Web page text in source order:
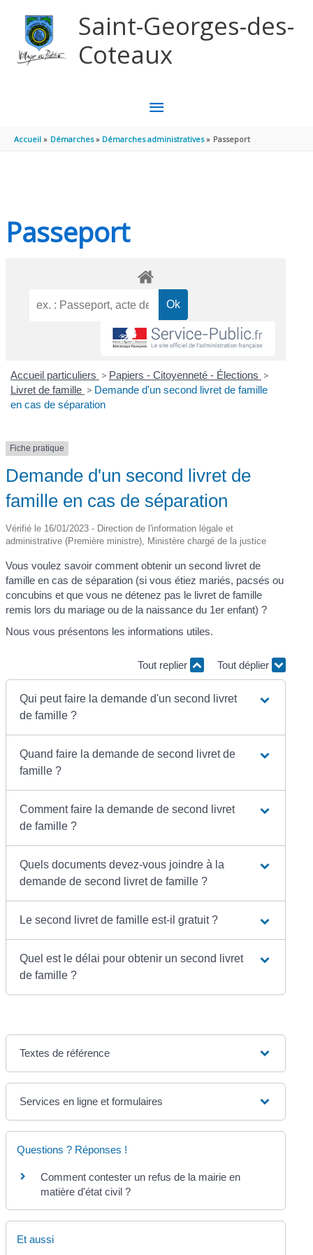
Saint-Georges-des-
Coteaux
MENU
PRINCIPAL
Accueil Démarches Démarches administratives Passeport
Passeport
Accueil particuliers > Papiers - Citoyenneté - Élections >
Livret de famille > Demande d'un second livret de famille
en cas de séparation
Fiche pratique
Demande d'un second livret de
famille en cas de séparation
Vérifié le 16/01/2023 - Direction de l'information légale et
administrative (Première ministre), Ministère chargé de la justice
Vous voulez savoir comment obtenir un second livret de
famille en cas de séparation (si vous étiez mariés, pacsés ou
concubins et que vous ne détenez pas le livret de famille
remis lors du mariage ou de la naissance du 1er enfant) ?
Nous vous présentons les informations utiles.
Tout replier Tout déplier
Qui peut faire la demande d'un second livret
de famille ?
Quand faire la demande de second livret de
famille ?
Comment faire la demande de second livret
de famille ?
Quels documents devez-vous joindre à la
demande de second livret de famille ?
Le second livret de famille est-il gratuit ?
Quel est le délai pour obtenir un second livret
de famille ?
Textes de référence
Services en ligne et formulaires
Questions ? Réponses !
Comment contester un refus de la mairie en
matière d'état civil ?
Et aussi